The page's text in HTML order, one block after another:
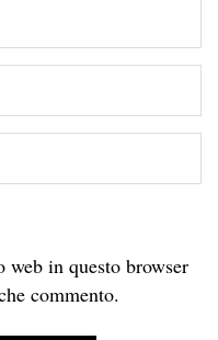
in questo browser
commento.